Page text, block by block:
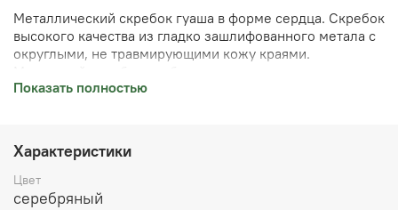
Металлический скребок гуаша в форме сердца. Скребок
высокого качества из гладко зашлифованного метала с
округлыми, не травмирующими кожу краями.
небольших участков тела. Выполнен из сплава
Показать полностью
Характеристики
Цвет
серебряный